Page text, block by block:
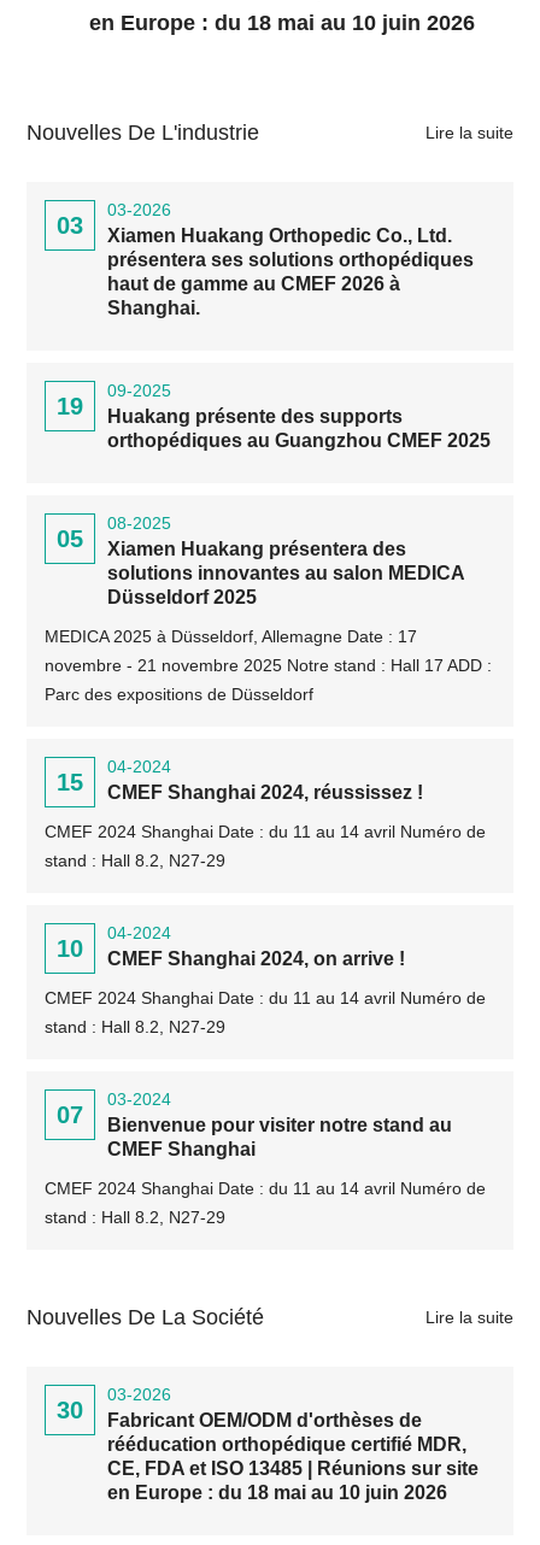
en Europe : du 18 mai au 10 juin 2026
Nouvelles De L'industrie Lire la suite
03
03-2026
Xiamen Huakang Orthopedic Co., Ltd.
présentera ses solutions orthopédiques
haut de gamme au CMEF 2026 à
Shanghai.
19
09-2025
Huakang présente des supports
orthopédiques au Guangzhou CMEF 2025
05
08-2025
Xiamen Huakang présentera des
solutions innovantes au salon MEDICA
Düsseldorf 2025
MEDICA 2025 à Düsseldorf, Allemagne Date : 17
novembre - 21 novembre 2025 Notre stand : Hall 17 ADD :
Parc des expositions de Düsseldorf
15
04-2024
CMEF Shanghai 2024, réussissez !
CMEF 2024 Shanghai Date : du 11 au 14 avril Numéro de
stand : Hall 8.2, N27-29
10
04-2024
CMEF Shanghai 2024, on arrive !
CMEF 2024 Shanghai Date : du 11 au 14 avril Numéro de
stand : Hall 8.2, N27-29
07
03-2024
Bienvenue pour visiter notre stand au
CMEF Shanghai
CMEF 2024 Shanghai Date : du 11 au 14 avril Numéro de
stand : Hall 8.2, N27-29
Nouvelles De La Société Lire la suite
30
03-2026
Fabricant OEM/ODM d'orthèses de
rééducation orthopédique certifié MDR,
CE, FDA et ISO 13485 | Réunions sur site
en Europe : du 18 mai au 10 juin 2026